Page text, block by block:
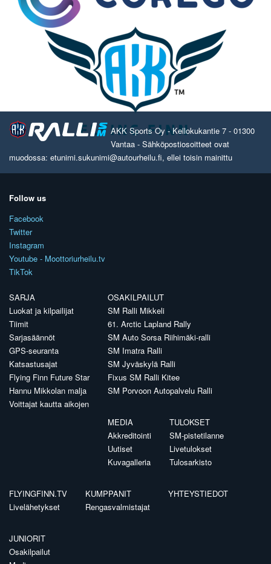
AKK Sports Oy - Kellokukantie 7 - 01300
Vantaa - Sähköpostiosoitteet ovat
muodossa: etunimi.sukunimi@autourheilu.fi, ellei toisin mainittu
Follow us
Facebook
Twitter
Instagram
Youtube - Moottoriurheilu.tv
TikTok
SARJA
Luokat ja kilpailijat
Tiimit
Sarjasäännöt
GPS-seuranta
Katsastusajat
Flying Finn Future Star
Hannu Mikkolan malja
Voittajat kautta aikojen
OSAKILPAILUT
SM Ralli Mikkeli
61. Arctic Lapland Rally
SM Auto Sorsa Riihimäki-ralli
SM Imatra Ralli
SM Jyväskylä Ralli
Fixus SM Ralli Kitee
SM Porvoon Autopalvelu Ralli
MEDIA
Akkreditointi
Uutiset
Kuvagalleria
TULOKSET
SM-pistetilanne
Livetulokset
Tulosarkisto
FLYINGFINN.TV
Livelähetykset
KUMPPANIT
Rengasvalmistajat
YHTEYSTIEDOT
JUNIORIT
Osakilpailut